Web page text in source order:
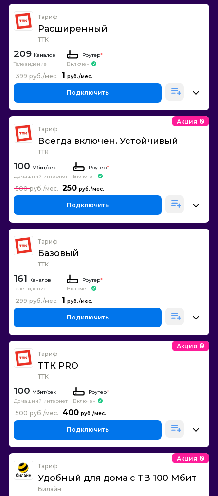
Тариф
Расширенный
ТТК
209 Каналов
Телевидение
Роутер*
Включен
1
399
Подключить
Тариф
Всегда включен. Устойчивый
ТТК
Акция
100
Домашний интернет
Роутер*
Включен
250
500
Подключить
Тариф
Базовый
ТТК
161 Каналов
Телевидение
Роутер*
Включен
1
299
Подключить
Тариф
ТТК PRO
ТТК
Акция
100
Домашний интернет
Роутер*
Включен
400
500
Подключить
Тариф
Удобный для дома с ТВ 100 Мбит
Билайн
Акция